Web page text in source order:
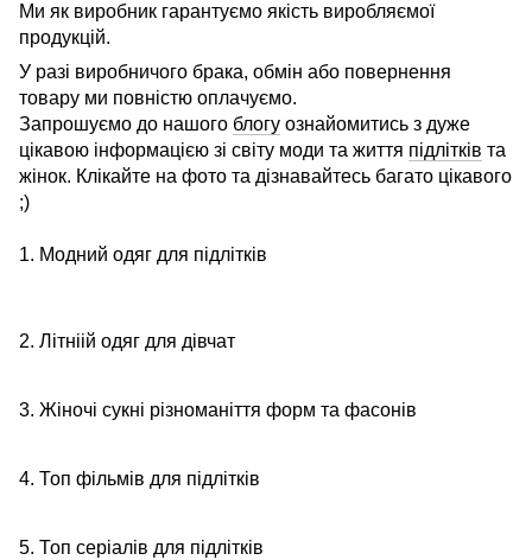
Ми як виробник гарантуємо якість виробляємої
продукцій.
У разі виробничого брака, обмін або повернення
товару ми повністю оплачуємо.
Запрошуємо до нашого блогу ознайомитись з дуже
цікавою інформацією зі світу моди та життя підлітків та
жінок. Клікайте на фото та дізнавайтесь багато цікавого
;)
1. Модний одяг для підлітків
2. Літніій одяг для дівчат
3. Жіночі сукні різноманіття форм та фасонів
4. Топ фільмів для підлітків
5. Топ серіалів для підлітків